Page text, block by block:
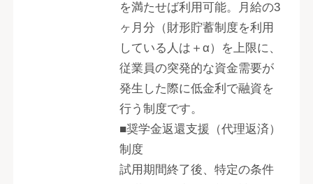
を満たせば利用可能。月給の3
ヶ月分（財形貯蓄制度を利用
している人は＋α）を上限に、
従業員の突発的な資金需要が
発生した際に低金利で融資を
行う制度です。
■奨学金返還支援（代理返済）
制度
試用期間終了後、特定の条件